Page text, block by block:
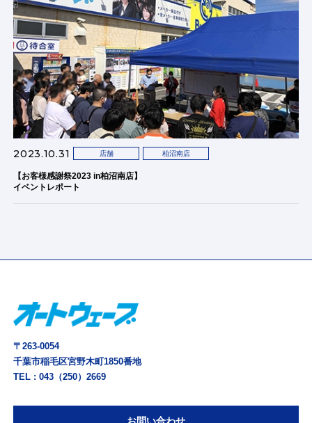
2023.10.31 店舗 柏沼南店
【お客様感謝祭2023 in柏沼南店】
イベントレポート
〒263-0054
千葉市稲毛区宮野木町1850番地
TEL :043（250）2669